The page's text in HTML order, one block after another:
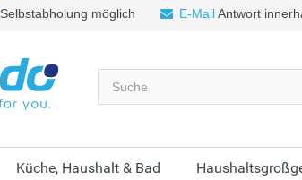
Selbstabholung möglich E-MailAntwort
Küche, Haushalt & Bad